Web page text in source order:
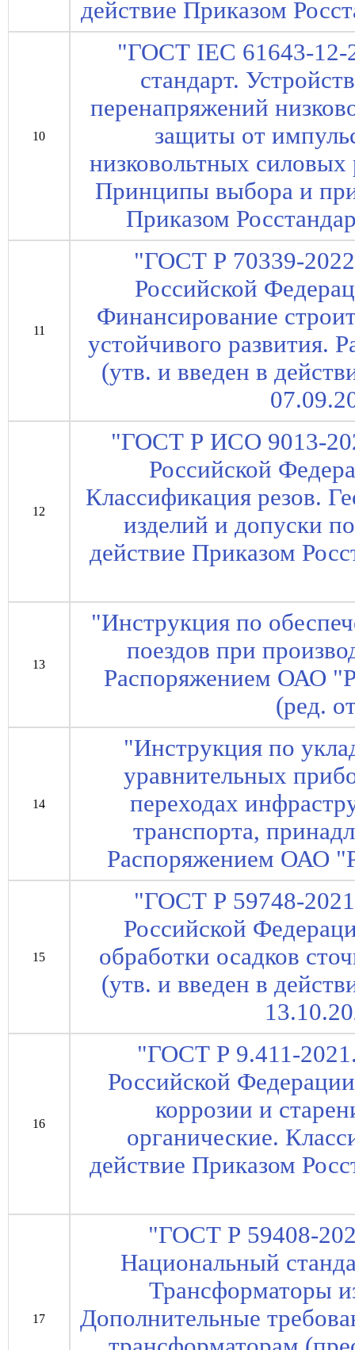
действие Приказом
10
"ГОСТ IEC 61643-12-
стандарт.
перенапряжений
защиты от
низковольтных силовых
Принципы выбора и
Приказом
11
"ГОСТ Р 70339-
Российской
Финансирование
устойчивого
(утв. и введен в
12
"ГОСТ Р ИСО 9013-
Российской
Классификация резов.
изделий и допуски
действие Приказом
13
"Инструкция по
поездов при
Распоряжением ОАО
(ред.
14
"Инструкция по
уравнительных
переходах
транспорта,
Распоряжением ОАО
15
"ГОСТ Р 59748-
Российской
обработки осадков
(утв. и введен в
16
"ГОСТ Р 9.411-
Российской
коррозии и
органические.
действие Приказом
17
"ГОСТ Р 59408-
Национальный
Трансформаторы
Дополнительные